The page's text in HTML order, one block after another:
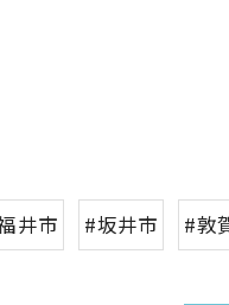
井市 #坂井市 #敦